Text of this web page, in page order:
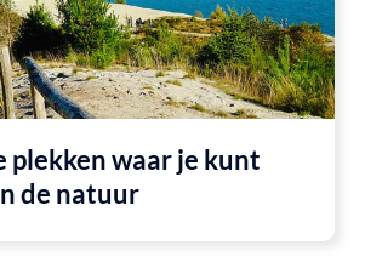
plekken waar je kunt
de natuur